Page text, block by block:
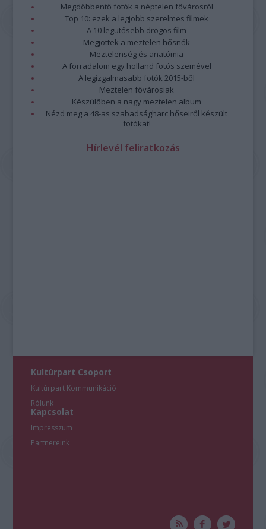
Megdöbbentő fotók a néptelen fővárosról
Top 10: ezek a legjobb szerelmes filmek
A 10 legütősebb drogos film
Megjöttek a meztelen hősnők
Meztelenség és anatómia
A forradalom egy holland fotós szemével
A legizgalmasabb fotók 2015-ből
Meztelen fővárosiak
Készülőben a nagy meztelen album
Nézd meg a 48-as szabadságharc hőseiről készült
fotókat!
Hírlevél feliratkozás
Kultúrpart Csoport
Kultúrpart Kommunikáció
Rólunk
Kapcsolat
Impresszum
Partnereink